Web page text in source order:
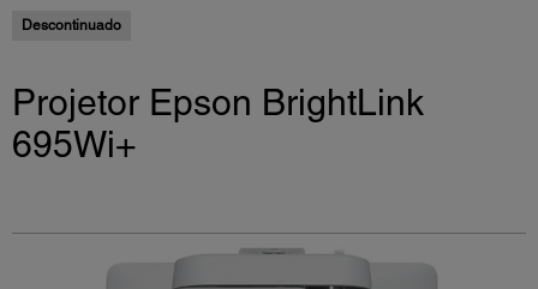
Descontinuado
Projetor Epson BrightLink
695Wi+